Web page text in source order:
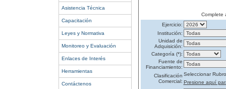
Asistencia Técnica
Capacitación
Leyes y Normativa
Monitoreo y Evaluación
Enlaces de Interés
Herramientas
Contáctenos
Complete
Ejercicio:
Institución:
Unidad de
Adquisición:
Categoría (*):
Fuente de
Financiamiento:
Clasificación
Comercial:
Seleccionar Rubro
Presione aquí